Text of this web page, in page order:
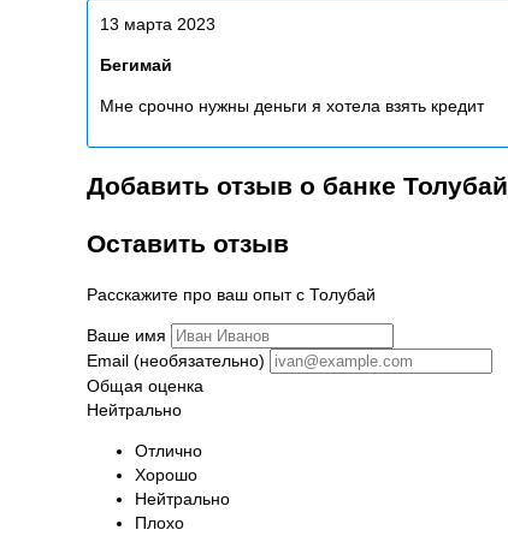
13 марта 2023
Бегимай
Мне срочно нужны деньги я хотела взять кредит
Добавить отзыв о банке Толубай
Оставить отзыв
Расскажите про ваш опыт с Толубай
Ваше имя
Email (необязательно)
Общая оценка
Нейтрально
Отлично
Хорошо
Нейтрально
Плохо